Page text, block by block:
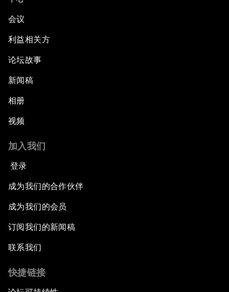
会议
利益相关方
论坛故事
新闻稿
相册
视频
加入我们
登录
成为我们的合作伙伴
成为我们的会员
订阅我们的新闻稿
联系我们
快捷链接